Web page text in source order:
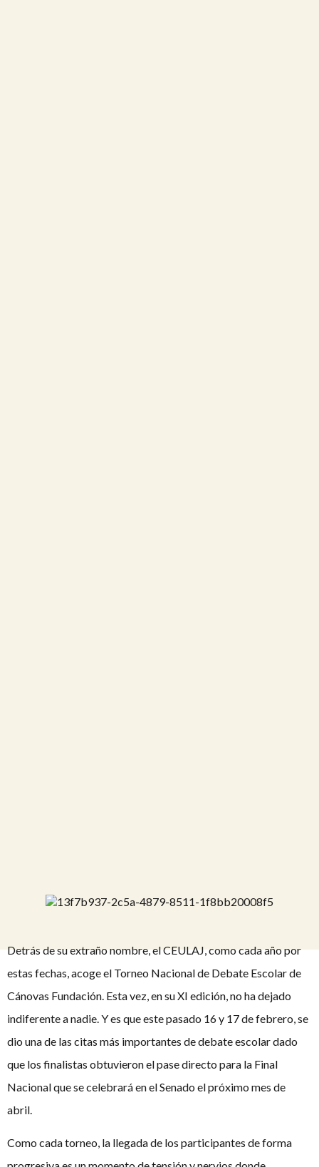
Detrás de su extraño nombre, el CEULAJ, como cada año por
estas fechas, acoge el Torneo Nacional de Debate Escolar de
Cánovas Fundación. Esta vez, en su XI edición, no ha dejado
indiferente a nadie. Y es que este pasado 16 y 17 de febrero, se
dio una de las citas más importantes de debate escolar dado
que los finalistas obtuvieron el pase directo para la Final
Nacional que se celebrará en el Senado el próximo mes de
abril.
Como cada torneo, la llegada de los participantes de forma